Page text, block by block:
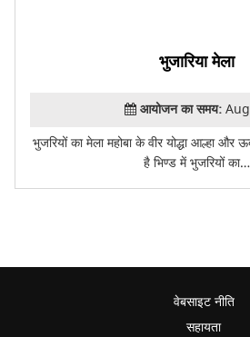
भुजारिया मेला
आयोजन का समय:
भुजरियों का मेला महोबा के वीर योद्धा आल्हा
है भिण्ड में भुजरियों का…
वेबसाइट नीति
सहायता